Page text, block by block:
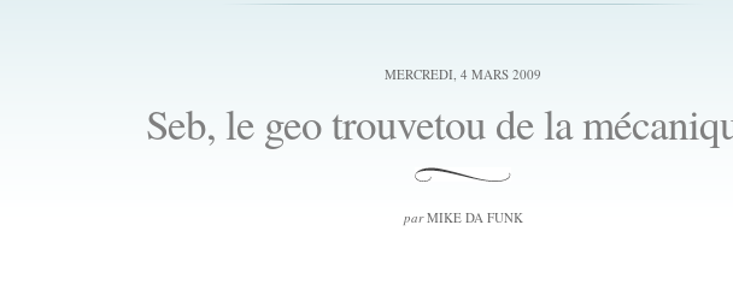
MERCREDI, 4 MARS 2009
Seb, le geo trouvetou de la
parMIKE DA FUNK